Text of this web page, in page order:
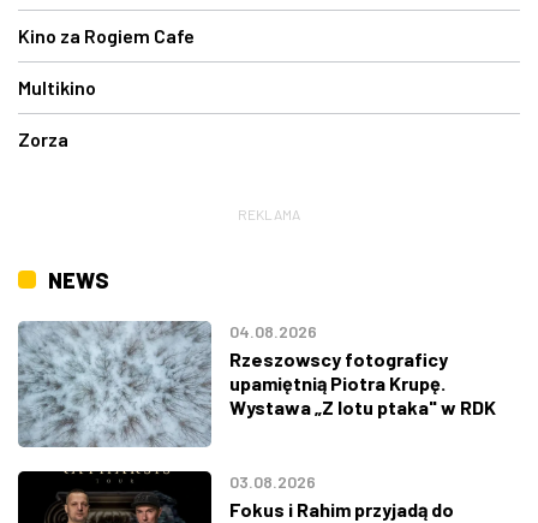
Kino za Rogiem Cafe
Multikino
Zorza
REKLAMA
NEWS
04.08.2026
Rzeszowscy fotograficy
upamiętnią Piotra Krupę.
Wystawa „Z lotu ptaka" w RDK
03.08.2026
Fokus i Rahim przyjadą do